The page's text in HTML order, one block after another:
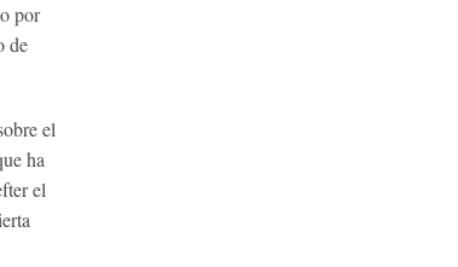
por
de
el
ha
el